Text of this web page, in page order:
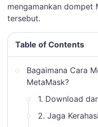
mengamankan dompet
tersebut.
Table of Contents
Bagaimana Cara
MetaMask?
1. Download
2. Jaga